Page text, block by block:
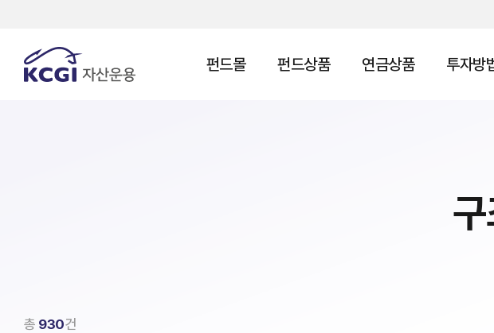
펀드몰 펀드상품 연금상품 투자방
구
총 930건